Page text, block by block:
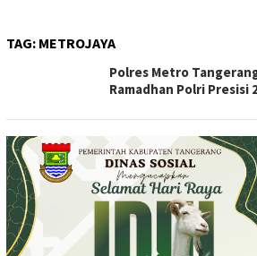
TAG: METROJAYA
Polres Metro
Ramadhan Polri Presisi